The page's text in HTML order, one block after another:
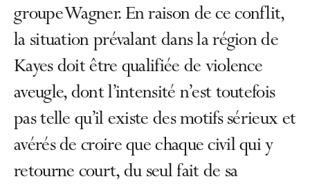
groupe Wagner. En raison de ce conflit,
la situation prévalant dans la région de
Kayes doit être qualifiée de violence
aveugle, dont l’intensité n’est toutefois
pas telle qu’il existe des motifs sérieux et
avérés de croire que chaque civil qui y
retourne court, du seul fait de sa